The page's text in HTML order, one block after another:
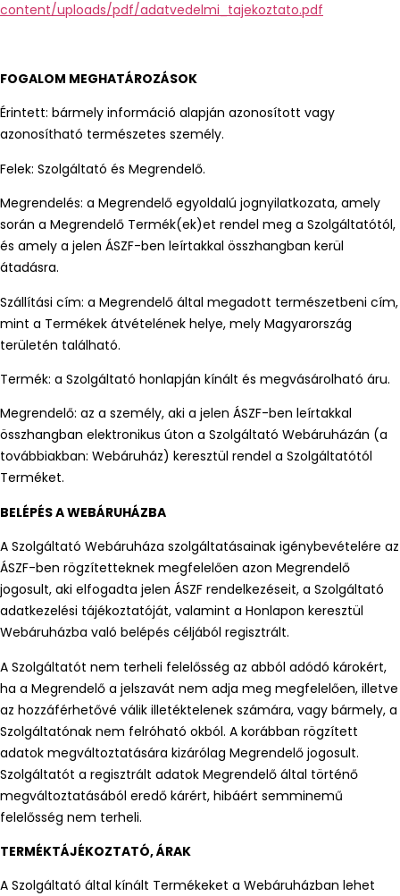
content/uploads/pdf/adatvedelmi_tajekoztato.pdf
FOGALOM MEGHATÁROZÁSOK
Érintett: bármely információ alapján azonosított vagy
azonosítható természetes személy.
Felek: Szolgáltató és Megrendelő.
Megrendelés: a Megrendelő egyoldalú jognyilatkozata, amely
során a Megrendelő Termék(ek)et rendel meg a Szolgáltatótól,
és amely a jelen ÁSZF-ben leírtakkal összhangban kerül
átadásra.
Szállítási cím: a Megrendelő által megadott természetbeni cím,
mint a Termékek átvételének helye, mely Magyarország
területén található.
Termék: a Szolgáltató honlapján kínált és megvásárolható áru.
Megrendelő: az a személy, aki a jelen ÁSZF-ben leírtakkal
összhangban elektronikus úton a Szolgáltató Webáruházán (a
továbbiakban: Webáruház) keresztül rendel a Szolgáltatótól
Terméket.
BELÉPÉS A WEBÁRUHÁZBA
A Szolgáltató Webáruháza szolgáltatásainak igénybevételére az
ÁSZF-ben rögzítetteknek megfelelően azon Megrendelő
jogosult, aki elfogadta jelen ÁSZF rendelkezéseit, a Szolgáltató
adatkezelési tájékoztatóját, valamint a Honlapon keresztül
Webáruházba való belépés céljából regisztrált.
A Szolgáltatót nem terheli felelősség az abból adódó károkért,
ha a Megrendelő a jelszavát nem adja meg megfelelően, illetve
az hozzáférhetővé válik illetéktelenek számára, vagy bármely, a
Szolgáltatónak nem felróható okból. A korábban rögzített
adatok megváltoztatására kizárólag Megrendelő jogosult.
Szolgáltatót a regisztrált adatok Megrendelő által történő
megváltoztatásából eredő kárért, hibáért semminemű
felelősség nem terheli.
TERMÉKTÁJÉKOZTATÓ, ÁRAK
A Szolgáltató által kínált Termékeket a Webáruházban lehet